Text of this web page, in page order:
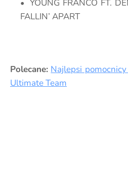
YOUNG FRANCO FT.
FALLIN’ APART
Polecane: Najlepsi
Ultimate Team